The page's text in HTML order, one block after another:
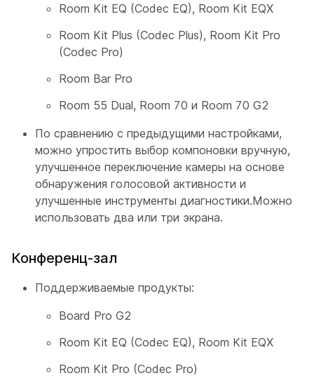
Room Kit EQ (Codec EQ), Room Kit EQX
Room Kit Plus (Codec Plus), Room Kit Pro
(Codec Pro)
Room Bar Pro
Room 55 Dual, Room 70 и Room 70 G2
По сравнению с предыдущими настройками,
можно упростить выбор компоновки вручную,
улучшенное переключение камеры на основе
обнаружения голосовой активности и
улучшенные инструменты диагностики.Можно
использовать два или три экрана.
Конференц-зал
Поддерживаемые продукты:
Board Pro G2
Room Kit EQ (Codec EQ), Room Kit EQX
Room Kit Pro (Codec Pro)